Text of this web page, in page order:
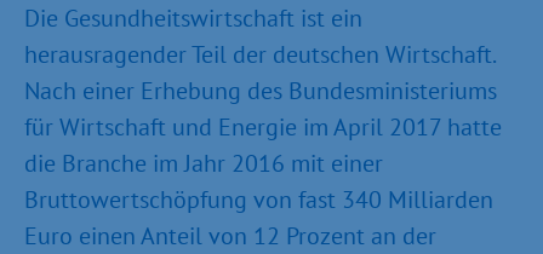
Die Gesundheitswirtschaft ist ein
herausragender Teil der deutschen Wirtschaft.
Nach einer Erhebung des Bundesministeriums
für Wirtschaft und Energie im April 2017 hatte
die Branche im Jahr 2016 mit einer
Bruttowertschöpfung von fast 340 Milliarden
Euro einen Anteil von 12 Prozent an der